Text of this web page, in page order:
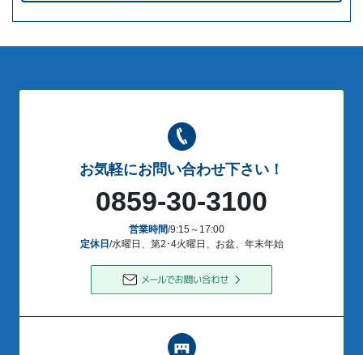
お気軽にお問い合わせ下さい！
0859-30-3100
営業時間/9:15～17:00
定休日 /水曜日、第2･4火曜日、お盆、年末年始